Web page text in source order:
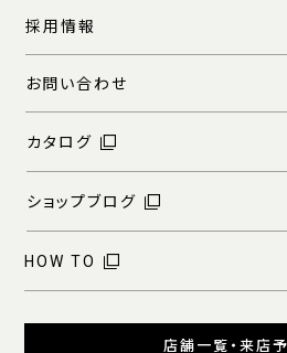
採用情報
お問い合わせ
カタログ
ショップブログ
HOW TO
店舗一覧・来店